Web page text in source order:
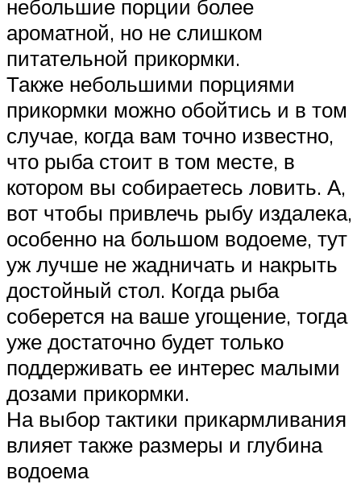
небольшие порции более
ароматной, но не слишком
питательной прикормки.
Также небольшими порциями
прикормки можно обойтись и в том
случае, когда вам точно известно,
что рыба стоит в том месте, в
котором вы собираетесь ловить. А,
вот чтобы привлечь рыбу издалека,
особенно на большом водоеме, тут
уж лучше не жадничать и накрыть
достойный стол. Когда рыба
соберется на ваше угощение, тогда
уже достаточно будет только
поддерживать ее интерес малыми
дозами прикормки.
На выбор тактики прикармливания
влияет также размеры и глубина
водоема